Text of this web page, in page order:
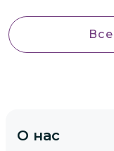
О нас